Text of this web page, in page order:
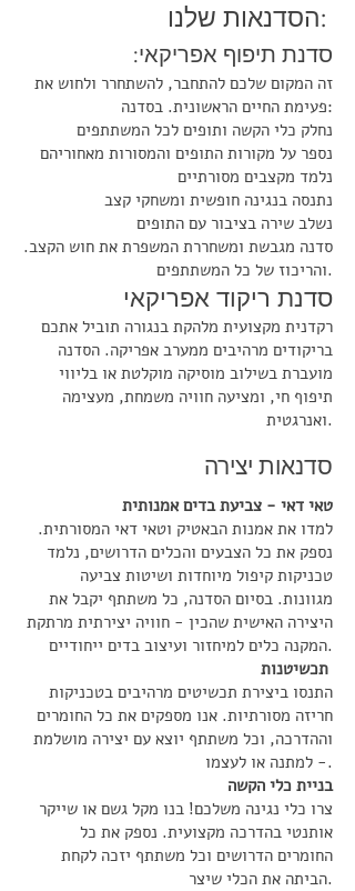
הסדנאות שלנו:
:סדנת תיפוף אפריקאי
זה המקום שלכם להתחבר, להשתחרר ולחוש את
פעימת החיים הראשונית. בסדנה:
נחלק כלי הקשה ותופים לכל המשתתפים
נספר על מקורות התופים והמסורות מאחוריהם
נלמד מקצבים מסורתיים
נתנסה בנגינה חופשית ומשחקי קצב
נשלב שירה בציבור עם התופים
.סדנה מגבשת ומשחררת המשפרת את חוש הקצב
והריכוז של כל המשתתפים.
סדנת ריקוד אפריקאי
רקדנית מקצועית מלהקת בנגורה תוביל אתכם
בריקודים מרהיבים ממערב אפריקה. הסדנה
מועברת בשילוב מוסיקה מוקלטת או בליווי
תיפוף חי, ומציעה חוויה משמחת, מעצימה
ואנרגטית.
סדנאות יצירה
טאי דאי - צביעת בדים אמנותית
למדו את אמנות הבאטיק וטאי דאי המסורתית.
נספק את כל הצבעים והכלים הדרושים, נלמד
טכניקות קיפול מיוחדות ושיטות צביעה
מגוונות. בסיום הסדנה, כל משתתף יקבל את
היצירה האישית שהכין - חוויה יצירתית מרתקת
המקנה כלים למיחזור ועיצוב בדים ייחודיים.
תכשיטנות
התנסו ביצירת תכשיטים מרהיבים בטכניקות
חריזה מסורתיות. אנו מספקים את כל החומרים
וההדרכה, וכל משתתף יוצא עם יצירה מושלמת
- למתנה או לעצמו.
בניית כלי הקשה
צרו כלי נגינה משלכם! בנו מקל גשם או שייקר
אותנטי בהדרכה מקצועית. נספק את כל
החומרים הדרושים וכל משתתף יזכה לקחת
הביתה את הכלי שיצר.